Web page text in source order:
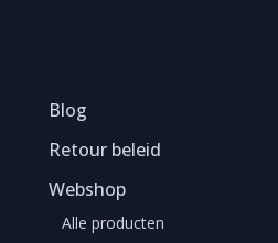
Blog
Retour beleid
Webshop
Alle producten